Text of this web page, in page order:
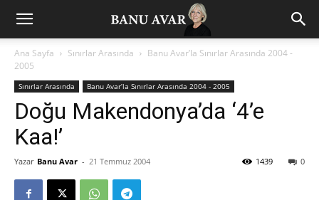
Ana Sayfa Sınırlar Arasında
Banu Avar’la Sınırlar Arasında 2004 -
2005
Sınırlar Arasında Banu Avar’la Sınırlar Arasında 2004 - 2005
Doğu Makendonya’da ‘4’e
Kaa!’
Yazar Banu Avar - 21 Temmuz 2004 0
1439